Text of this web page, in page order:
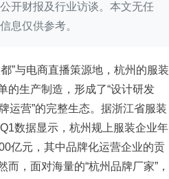
开财报及行业访谈。本文无任
息仅供参考。
”与电商直播策源地，杭州的服装
的生产制造，形成了“设计研发
运营”的完整生态。据浙江省服装
数据显示，杭州规上服装企业年
亿元，其中品牌化运营企业的贡
而，面对海量的“杭州品牌厂家”，